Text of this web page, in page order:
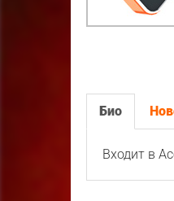
Био
Входит в